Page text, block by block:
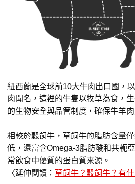
紐西蘭是全球前10大牛肉出口國，
肉聞名，這裡的牛隻以牧草為食，
的生物安全與品管制度，確保牛羊
相較於穀飼牛，草飼牛的脂肪含量
低，還富含Omega-3脂肪酸和共軛
常飲食中優質的蛋白質來源。
〈延伸閱讀： 草飼牛？穀飼牛？有什